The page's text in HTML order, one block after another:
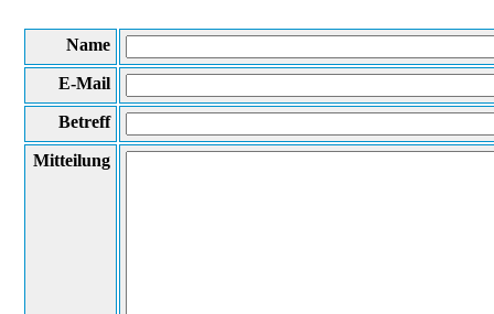
Name
E-Mail
Betreff
Mitteilung